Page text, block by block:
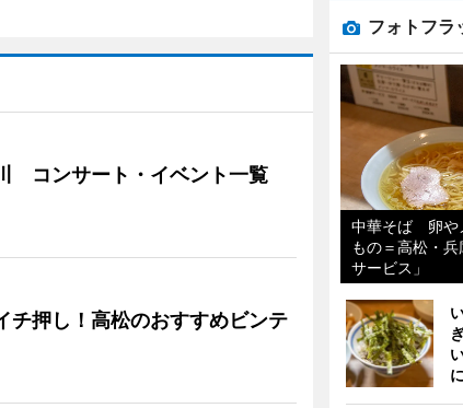
コンサート・イベント一覧
チ押し！高松のおすすめビンテ
フォトフラ
中華そば 卵や
もの＝高松・
サービス」